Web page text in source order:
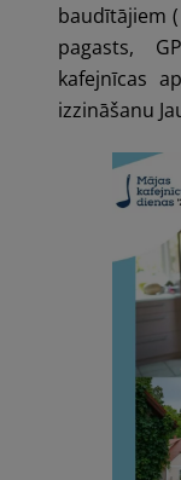
baudītājiem
pagasts,
kafejnīcas
izzināšanu